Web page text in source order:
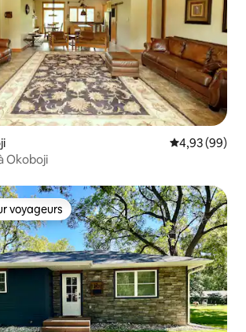
Évaluation
4,93 (99)
Okoboji
les plus appréciés
voyageurs